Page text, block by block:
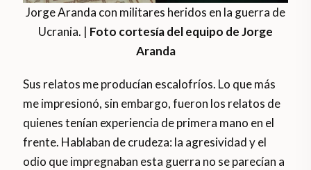
Jorge Aranda con militares heridos en la guerra de
Ucrania. | Foto cortesía del equipo de Jorge
Aranda
Sus relatos me producían escalofríos. Lo que más
me impresionó, sin embargo, fueron los relatos de
quienes tenían experiencia de primera mano en el
frente. Hablaban de crudeza: la agresividad y el
odio que impregnaban esta guerra no se parecían a